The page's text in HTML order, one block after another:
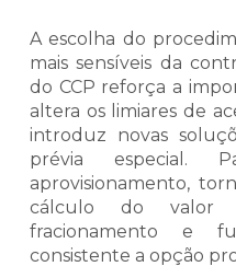
A escolha do
mais sensíveis da
do CCP reforça a
altera os limiares de
introduz novas
prévia especial.
aprovisionamento,
cálculo do valor
fracionamento e
consistente a opção